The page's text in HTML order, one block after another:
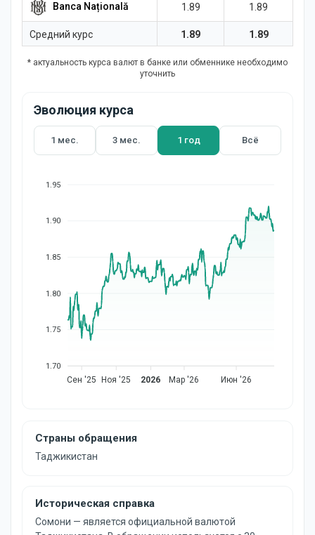
Banca Națională 1.89 1.89
Средний курс 1.89 1.89
* актуальность курса валют в банке или обменнике необходимо
уточнить
Эволюция курса
1 мес. 3 мес. 1 год Всё
1.95
1.90
1.85
1.80
1.75
1.70
Сен '25 Ноя '25 2026 Мар '26 Июн '26
Страны обращения
Таджикистан
Историческая справка
Cомони — является официальной валютой